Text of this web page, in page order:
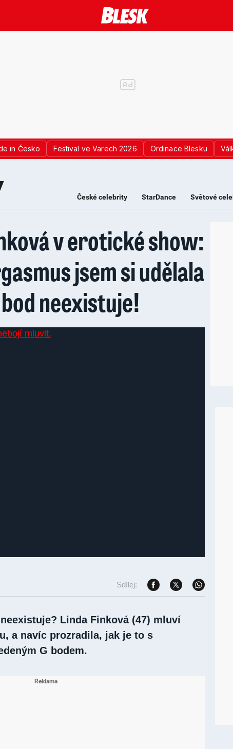
in Česko Festival ve Varech 2026 Ordinace Blesku
České celebrity StarDance Světové
v erotické show:
jsem si udělala
neexistuje!
Sdílej:
Linda Finková (47) mluví
a navíc prozradila, jak je to s
G bodem.